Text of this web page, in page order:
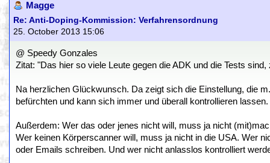
Magge
Re: Anti-Doping-Kommission: Verfahrensordnung
25. October 2013 15:06
@ Speedy Gonzales
Zitat: "Das hier so viele Leute gegen die ADK und die Tests
Na herzlichen Glückwunsch. Da zeigt sich die Einstellung, die
befürchten und kann sich immer und überall kontrollieren
Außerdem: Wer das oder jenes nicht will, muss ja nicht
Wer keinen Körperscanner will, muss ja nicht in die USA. Wer
oder Emails schreiben. Und wer nicht anlasslos kontrolliert